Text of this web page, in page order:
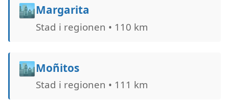
🏙️Margarita
Stad i regionen • 110 km
🏙️Moñitos
Stad i regionen • 111 km